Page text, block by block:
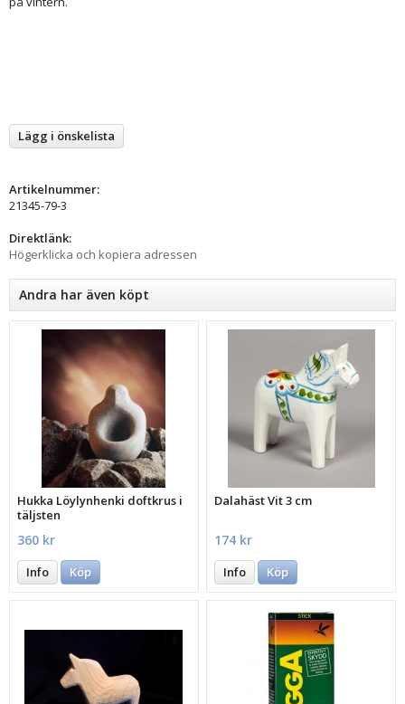
Lägg i önskelista
Artikelnummer:
21345-79-3
Direktlänk:
Högerklicka och kopiera adressen
Andra har även köpt
Hukka Löylynhenki doftkrus i
täljsten
360 kr
Info Köp
Dalahäst Vit 3 cm
174 kr
Info Köp